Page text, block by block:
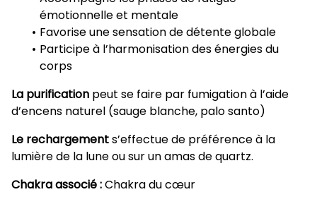
émotionnelle et mentale
Favorise une sensation de détente globale
Participe à l’harmonisation des énergies du
corps
La purification peut se faire par fumigation à l’aide
d’encens naturel (sauge blanche, palo santo)
Le rechargements’effectue de préférence à la
lumière de la lune ou sur un amas de quartz.
Chakra associé :Chakra du cœur